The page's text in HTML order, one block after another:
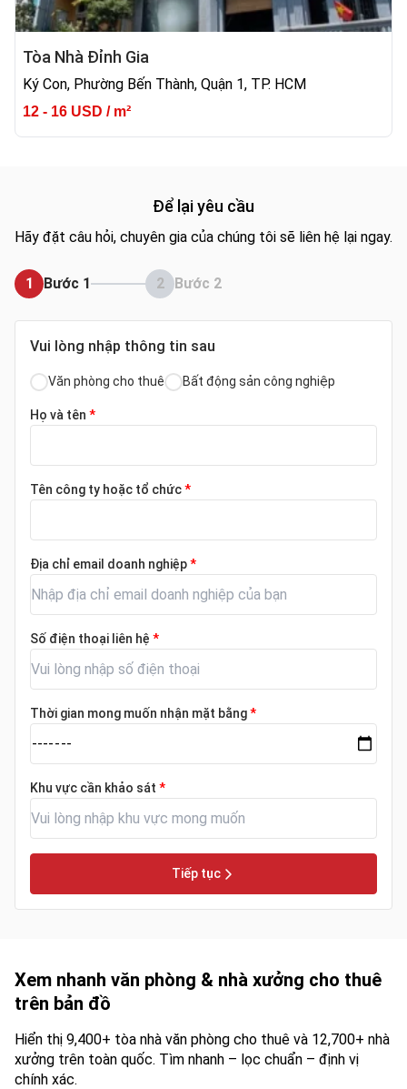
Tòa Nhà Đỉnh Gia
Ký Con, Phường Bến Thành, Quận 1, TP. HCM
12 - 16 USD / m²
Để lại yêu cầu
Hãy đặt câu hỏi, chuyên gia của chúng tôi sẽ liên hệ lại ngay.
1 Bước 1 2 Bước 2
Vui lòng nhập thông tin sau
Văn phòng cho thuê Bất động sản công nghiệp
Họ và tên *
Tên công ty hoặc tổ chức*
Địa chỉ email doanh nghiệp*
Số điện thoại liên hệ *
Thời gian mong muốn nhận mặt bằng*
Khu vực cần khảo sát *
Tiếp tục
Xem nhanh văn phòng & nhà xưởng cho thuê
trên bản đồ
Hiển thị 9,400+ tòa nhà văn phòng cho thuê và 12,700+ nhà
xưởng trên toàn quốc. Tìm nhanh – lọc chuẩn – định vị
chính xác.